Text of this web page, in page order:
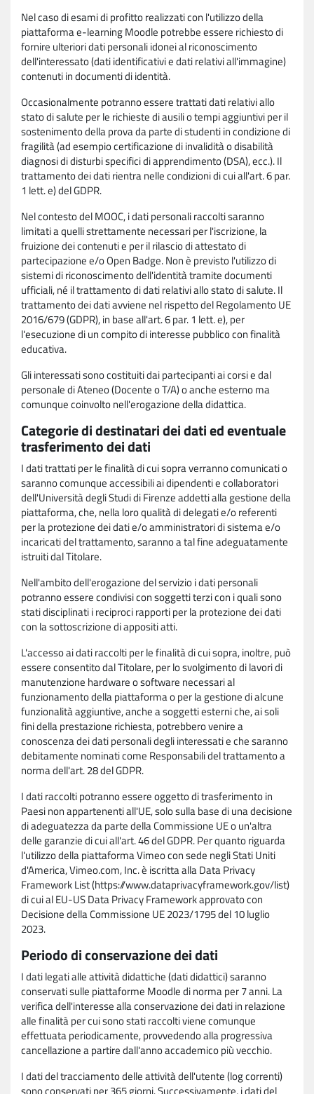
Nel caso di esami di profitto realizzati con l'utilizzo della
piattaforma e-learning Moodle potrebbe essere richiesto di
fornire ulteriori dati personali idonei al riconoscimento
dell'interessato (dati identificativi e dati relativi all'immagine)
contenuti in documenti di identità.
Occasionalmente potranno essere trattati dati relativi allo
stato di salute per le richieste di ausili o tempi aggiuntivi per il
sostenimento della prova da parte di studenti in condizione di
fragilità (ad esempio certificazione di invalidità o disabilità
diagnosi di disturbi specifici di apprendimento (DSA), ecc.). Il
trattamento dei dati rientra nelle condizioni di cui all'art. 6 par.
1 lett. e) del GDPR.
Nel contesto del MOOC, i dati personali raccolti saranno
limitati a quelli strettamente necessari per l'iscrizione, la
fruizione dei contenuti e per il rilascio di attestato di
partecipazione e/o Open Badge. Non è previsto l'utilizzo di
sistemi di riconoscimento dell'identità tramite documenti
ufficiali, né il trattamento di dati relativi allo stato di salute. Il
trattamento dei dati avviene nel rispetto del Regolamento UE
2016/679 (GDPR), in base all'art. 6 par. 1 lett. e), per
l'esecuzione di un compito di interesse pubblico con finalità
educativa.
Gli interessati sono costituiti dai partecipanti ai corsi e dal
personale di Ateneo (Docente o T/A) o anche esterno ma
comunque coinvolto nell'erogazione della didattica.
Categorie di destinatari dei dati ed eventuale
trasferimento dei dati
I dati trattati per le finalità di cui sopra verranno comunicati o
saranno comunque accessibili ai dipendenti e collaboratori
dell'Università degli Studi di Firenze addetti alla gestione della
piattaforma, che, nella loro qualità di delegati e/o referenti
per la protezione dei dati e/o amministratori di sistema e/o
incaricati del trattamento, saranno a tal fine adeguatamente
istruiti dal Titolare.
Nell'ambito dell'erogazione del servizio i dati personali
potranno essere condivisi con soggetti terzi con i quali sono
stati disciplinati i reciproci rapporti per la protezione dei dati
con la sottoscrizione di appositi atti.
L'accesso ai dati raccolti per le finalità di cui sopra, inoltre, può
essere consentito dal Titolare, per lo svolgimento di lavori di
manutenzione hardware o software necessari al
funzionamento della piattaforma o per la gestione di alcune
funzionalità aggiuntive, anche a soggetti esterni che, ai soli
fini della prestazione richiesta, potrebbero venire a
conoscenza dei dati personali degli interessati e che saranno
debitamente nominati come Responsabili del trattamento a
norma dell'art. 28 del GDPR.
I dati raccolti potranno essere oggetto di trasferimento in
Paesi non appartenenti all'UE, solo sulla base di una decisione
di adeguatezza da parte della Commissione UE o un'altra
delle garanzie di cui all'art. 46 del GDPR. Per quanto riguarda
l'utilizzo della piattaforma Vimeo con sede negli Stati Uniti
d'America, Vimeo.com, Inc. è iscritta alla Data Privacy
Framework List (https://www.dataprivacyframework.gov/list)
di cui al EU-US Data Privacy Framework approvato con
Decisione della Commissione UE 2023/1795 del 10 luglio
2023.
Periodo di conservazione dei dati
I dati legati alle attività didattiche (dati didattici) saranno
conservati sulle piattaforme Moodle di norma per 7 anni. La
verifica dell'interesse alla conservazione dei dati in relazione
alle finalità per cui sono stati raccolti viene comunque
effettuata periodicamente, provvedendo alla progressiva
cancellazione a partire dall'anno accademico più vecchio.
I dati del tracciamento delle attività dell'utente (log correnti)
sono conservati per 365 giorni. Successivamente, i dati del